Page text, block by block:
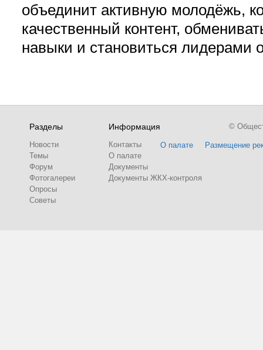
объединит активную молодёжь,
качественный контент,
навыки и становиться лидерами
Разделы
Новости
Темы
Форум
Фотогалереи
Опросы
Советы
Информация
Контакты
О палате
Документы
Документы ЖКХ-контроля
О палате Размещение
©